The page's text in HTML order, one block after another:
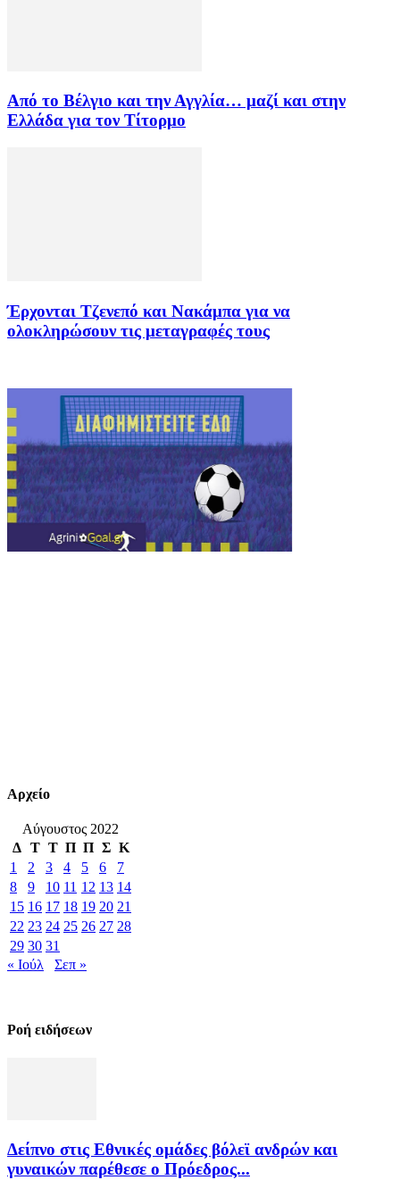
Από το Βέλγιο και την Αγγλία… μαζί και στην
Ελλάδα για τον Τίτορμο
Έρχονται Τζενεπό και Νακάμπα για να
ολοκληρώσουν τις μεταγραφές τους
Αρχείο
Αύγουστος 2022
Δ Τ Τ Π Π Σ Κ
1
2 3 4 5 6
7
8
9 10 11 12 13 14
15 16 17 18 19 20 21
22 23 24 25 26 27 28
29 30 31
« Ιούλ
Σεπ »
Ροή ειδήσεων
Δείπνο στις Εθνικές ομάδες βόλεϊ ανδρών και
γυναικών παρέθεσε ο Πρόεδρος...